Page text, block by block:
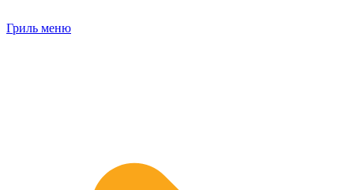
Гриль меню